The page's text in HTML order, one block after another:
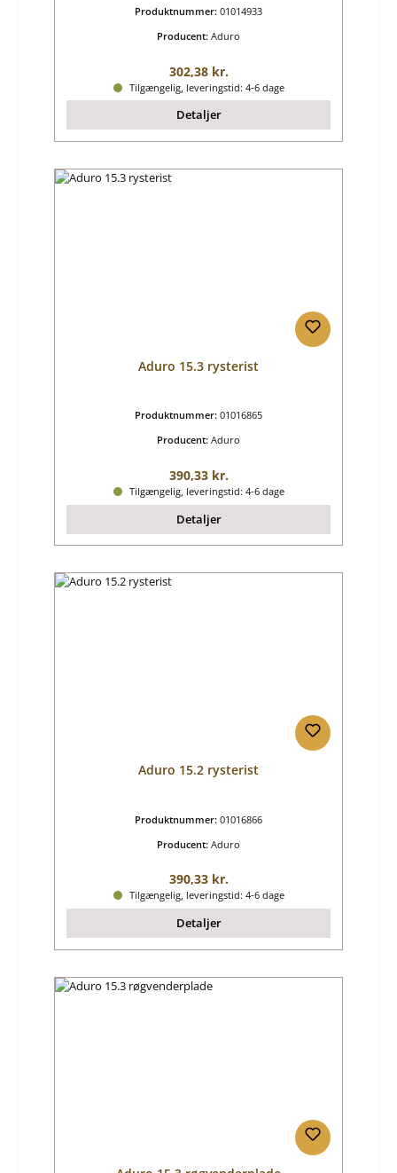
Produktnummer: 01014933
Producent: Aduro
Almindelig pris:
302,38 kr.
Tilgængelig, leveringstid: 4-6 dage
Detaljer
Aduro 15.3 rysterist
Produktnummer: 01016865
Producent: Aduro
Almindelig pris:
390,33 kr.
Tilgængelig, leveringstid: 4-6 dage
Detaljer
Aduro 15.2 rysterist
Produktnummer: 01016866
Producent: Aduro
Almindelig pris:
390,33 kr.
Tilgængelig, leveringstid: 4-6 dage
Detaljer